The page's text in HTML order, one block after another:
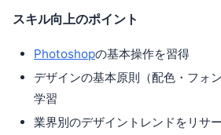
スキル向上のポイント
Photoshopの基本操作を習得
デザインの基本原則（配色・フォ
学習
業界別のデザイントレンドをリサ